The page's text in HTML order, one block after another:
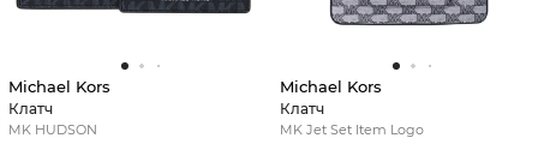
Michael Kors
Клатч
MK HUDSON
Michael Kors
Клатч
MK Jet Set Item Logo